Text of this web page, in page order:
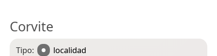
Corvite
Tipo:
localidad